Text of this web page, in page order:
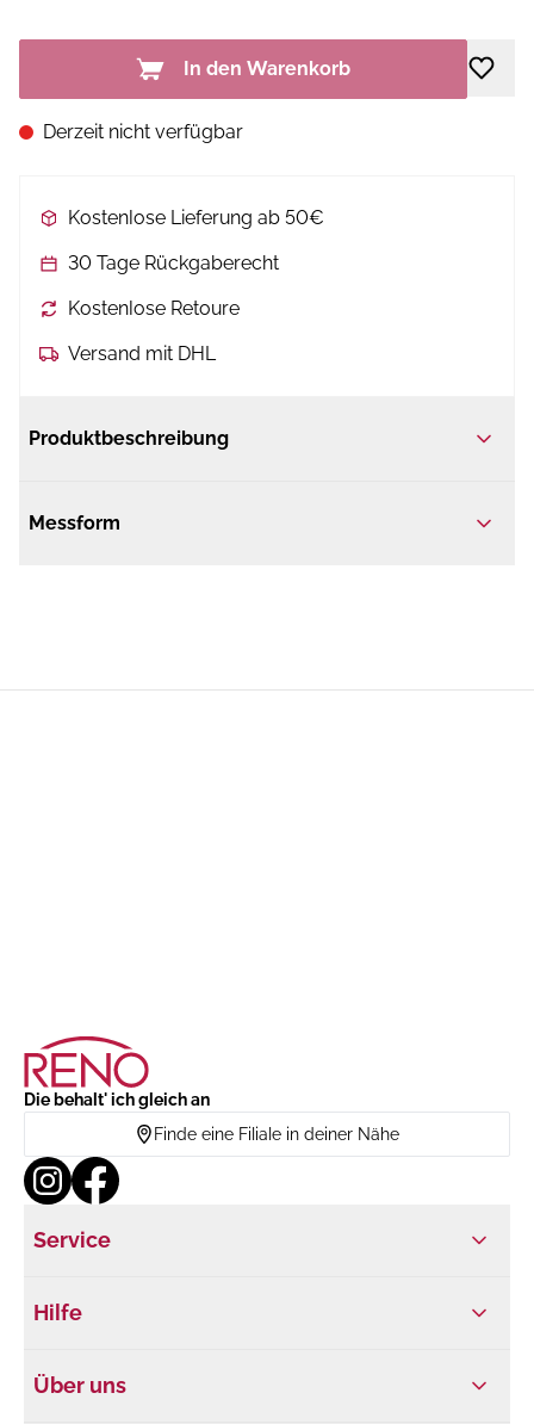
In den Warenkorb
Derzeit nicht verfügbar
Kostenlose Lieferung ab 50€
30 Tage Rückgaberecht
Kostenlose Retoure
Versand mit DHL
Produktbeschreibung
Messform
Die behalt' ich gleich an
Finde eine Filiale in deiner Nähe
Service
Hilfe
Über uns